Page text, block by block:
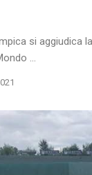
si aggiudica la
...